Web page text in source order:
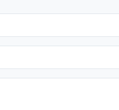
условиях,
документы и